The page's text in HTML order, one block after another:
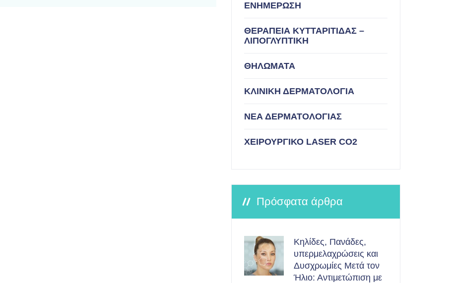
ΕΝΗΜΕΡΩΣΗ
ΘΕΡΑΠΕΙΑ ΚΥΤΤΑΡΙΤΙΔΑΣ –
ΛΙΠΟΓΛΥΠΤΙΚΗ
ΘΗΛΩΜΑΤΑ
ΚΛΙΝΙΚΗ ΔΕΡΜΑΤΟΛΟΓΙΑ
ΝΕΑ ΔΕΡΜΑΤΟΛΟΓΙΑΣ
ΧΕΙΡΟΥΡΓΙΚΟ LASER CO2
Πρόσφατα άρθρα
Κηλίδες, Πανάδες,
υπερμελαχρώσεις και
Δυσχρωμίες Μετά τον
Ήλιο: Αντιμετώπιση με